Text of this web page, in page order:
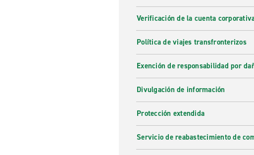
Verificación de la cuenta
Política de viajes transfronterizos
Exención de responsabilidad por
Divulgación de información
Protección extendida
Servicio de reabastecimiento de